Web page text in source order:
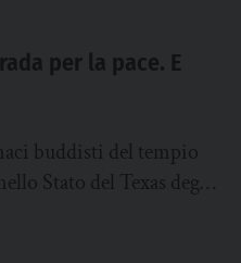
per la pace. E
buddisti del tempio
Stato del Texas degli